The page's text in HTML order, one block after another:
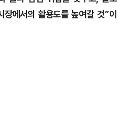
에서의 활용도를 높여갈 것”이